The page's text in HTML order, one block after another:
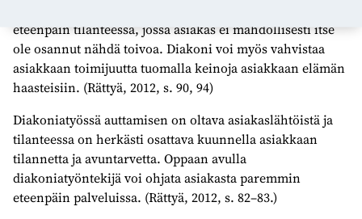
eteenpäin tilanteessa, jossa asiakas ei mahdollisesti itse
ole osannut nähdä toivoa. Diakoni voi myös vahvistaa
asiakkaan toimijuutta tuomalla keinoja asiakkaan elämän
haasteisiin. (Rättyä, 2012, s. 90, 94)
Diakoniatyössä auttamisen on oltava asiakaslähtöistä ja
tilanteessa on herkästi osattava kuunnella asiakkaan
tilannetta ja avuntarvetta. Oppaan avulla
diakoniatyöntekijä voi ohjata asiakasta paremmin
eteenpäin palveluissa. (Rättyä, 2012, s. 82–83.)